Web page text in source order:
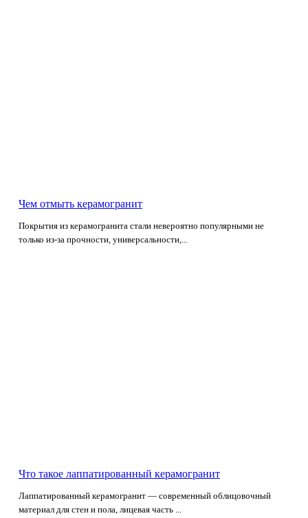
Чем отмыть керамогранит
Покрытия из керамогранита стали невероятно популярными не
только из-за прочности, универсальности,...
Что такое лаппатированный керамогранит
Лаппатированный керамогранит — современный облицовочный
материал для стен и пола, лицевая часть ...